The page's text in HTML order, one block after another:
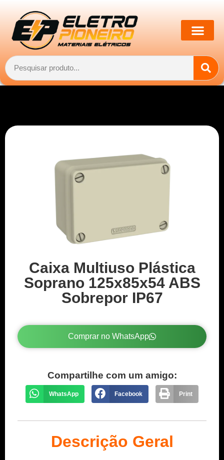
Caixa Multiuso Plástica
Soprano 125x85x54 ABS
Sobrepor IP67
Comprar no WhatsApp
Compartilhe com um amigo:
WhatsApp Facebook Print
Descrição Geral